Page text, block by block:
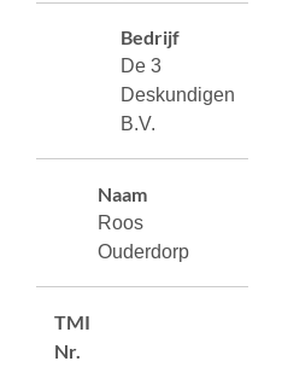
Bedrijf
De 3
Deskundigen
B.V.
Naam
Roos
Ouderdorp
TMI
Nr.